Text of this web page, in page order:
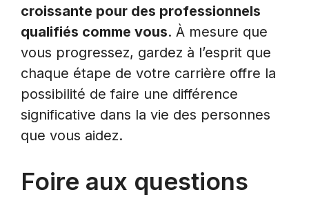
croissante pour des professionnels
qualifiés comme vous. À mesure que
vous progressez, gardez à l’esprit que
chaque étape de votre carrière offre la
possibilité de faire une différence
significative dans la vie des personnes
que vous aidez.
Foire aux questions